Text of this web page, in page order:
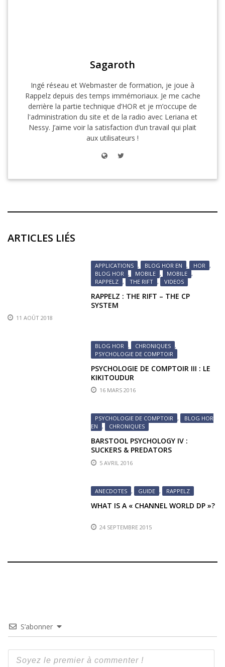
Sagaroth
Ingé réseau et Webmaster de formation, je joue à
Rappelz depuis des temps immémoriaux. Je me cache
derrière la partie technique d’HOR et je m’occupe de
l'administration du site et de la radio avec Leriana et
Nessy. J’aime voir la satisfaction d’un travail qui plait
aux utilisateurs !
ARTICLES LIÉS
APPLICATIONS , BLOG HOR EN , HOR
,
BLOG HOR
, MOBILE , MOBILE ,
RAPPELZ , THE RIFT , VIDEOS
RAPPELZ : THE RIFT – THE CP
SYSTEM
11 AOÛT 2018
BLOG HOR , CHRONIQUES ,
PSYCHOLOGIE DE COMPTOIR
PSYCHOLOGIE DE COMPTOIR III : LE
KIKITOUDUR
16 MARS 2016
PSYCHOLOGIE DE COMPTOIR ,
BLOG HOR
EN , CHRONIQUES
BARSTOOL PSYCHOLOGY IV :
SUCKERS & PREDATORS
5 AVRIL 2016
ANECDOTES , GUIDE , RAPPELZ
WHAT IS A « CHANNEL WORLD DP »?
24 SEPTEMBRE 2015
S’abonner